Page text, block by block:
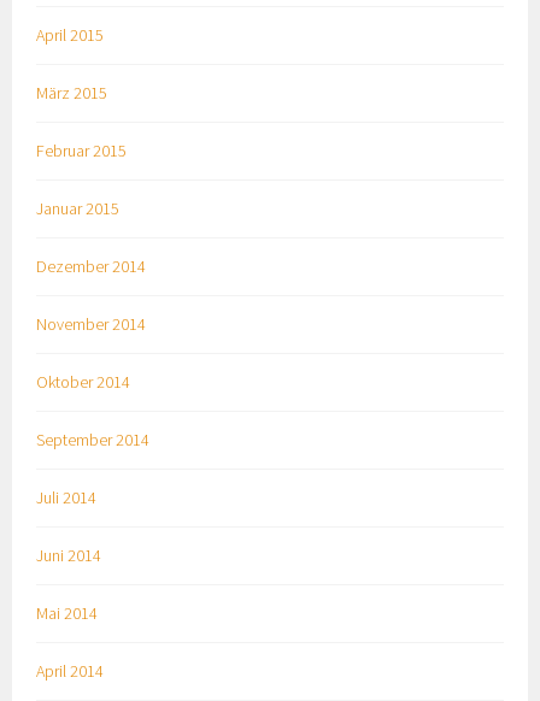
April 2015
März 2015
Februar 2015
Januar 2015
Dezember 2014
November 2014
Oktober 2014
September 2014
Juli 2014
Juni 2014
Mai 2014
April 2014